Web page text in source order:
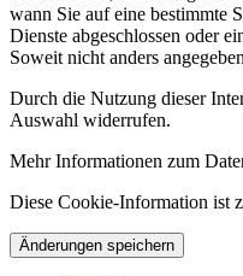
wann Sie auf eine bestimmte
Dienste abgeschlossen oder
Soweit nicht anders
Durch die Nutzung dieser
Auswahl widerrufen.
Mehr Informationen zum
Diese Cookie-Information ist
Änderungen speichern